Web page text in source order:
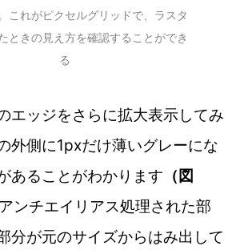
これがピクセルグリッドで、ラスタ
ときの見え方を確認することができ
る
エッジをさらに拡大表示してみ
外側に1pxだけ薄いグレーにな
あることがわかります （図
ンチエイリアス処理された部
分が元のサイズからはみ出して